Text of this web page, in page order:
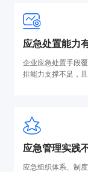
应急处置能力
企业应急处置手段
排能力支撑不足，
应急管理实践
应急组织体系、制